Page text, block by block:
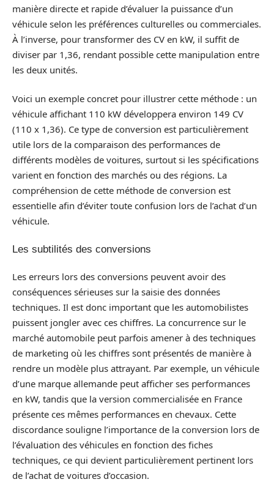
manière directe et rapide d’évaluer la puissance d’un
véhicule selon les préférences culturelles ou commerciales.
À l’inverse, pour transformer des CV en kW, il suffit de
diviser par 1,36, rendant possible cette manipulation entre
les deux unités.
Voici un exemple concret pour illustrer cette méthode : un
véhicule affichant 110 kW développera environ 149 CV
(110 x 1,36). Ce type de conversion est particulièrement
utile lors de la comparaison des performances de
différents modèles de voitures, surtout si les spécifications
varient en fonction des marchés ou des régions. La
compréhension de cette méthode de conversion est
essentielle afin d’éviter toute confusion lors de l’achat d’un
véhicule.
Les subtilités des conversions
Les erreurs lors des conversions peuvent avoir des
conséquences sérieuses sur la saisie des données
techniques. Il est donc important que les automobilistes
puissent jongler avec ces chiffres. La concurrence sur le
marché automobile peut parfois amener à des techniques
de marketing où les chiffres sont présentés de manière à
rendre un modèle plus attrayant. Par exemple, un véhicule
d’une marque allemande peut afficher ses performances
en kW, tandis que la version commercialisée en France
présente ces mêmes performances en chevaux. Cette
discordance souligne l’importance de la conversion lors de
l’évaluation des véhicules en fonction des fiches
techniques, ce qui devient particulièrement pertinent lors
de l’achat de voitures d’occasion.